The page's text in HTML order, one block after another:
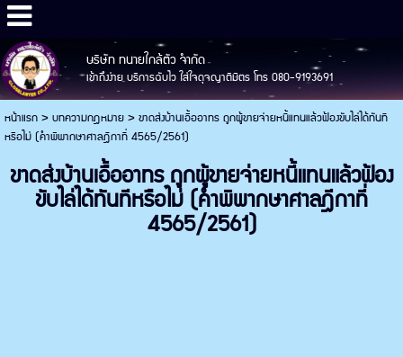
บริษัท ทนายใกล้ตัว จำกัด
เข้าถึงง่าย บริการฉับไว ใส่ใจดุจญาติมิตร โทร 080-9193691
หน้าแรก>บทความกฎหมาย>ขาดส่งบ้านเอื้ออาทร ถูกผู้ขายจ่ายหนี้แทนแล้วฟ้องขับไล่ได้ทันที
หรือไม่ (คำพิพากษาศาลฎีกาที่ 4565/2561)
ขาดส่งบ้านเอื้ออาทร ถูกผู้ขายจ่ายหนี้แทนแล้วฟ้อง
ขับไล่ได้ทันทีหรือไม่ (คำพิพากษาศาลฎีกาที่
4565/2561)